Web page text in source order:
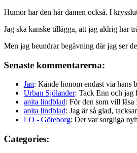
Humor har den här damen också. I
Jag ska kanske tillägga, att jag aldrig har
Men jag beundrar begåvning där jag ser
Senaste kommentarerna:
Jan: Kände honom endast via hans
Urban Sjölander: Tack Enn och jag
anita lindblad: För den som vill
anita lindblad: Jag är så glad,
LO - Göteborg: Det var sorgliga
Categories: